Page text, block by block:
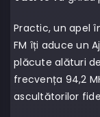
Practic, un apel
FM îți aduce un
plăcute alături
frecvența 94,2
ascultătorilor